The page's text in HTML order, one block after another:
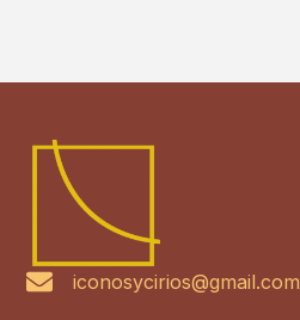
iconosycirios@gmail.com